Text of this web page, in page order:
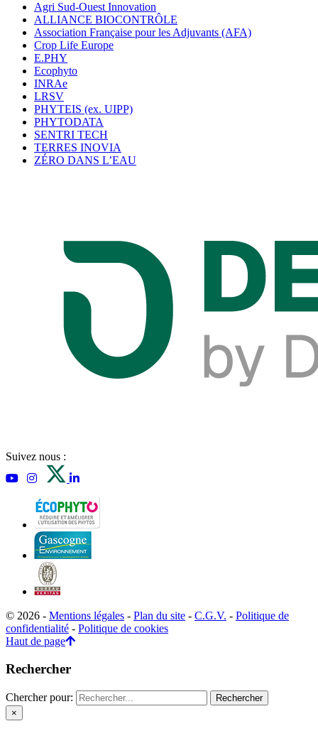
Agri Sud-Ouest Innovation
ALLIANCE BIOCONTRÔLE
Association Française pour les Adjuvants (AFA)
Crop Life Europe
E.PHY
Ecophyto
INRAe
LRSV
PHYTEIS (ex. UIPP)
PHYTODATA
SENTRI TECH
TERRES INOVIA
ZÉRO DANS L’EAU
Suivez nous :
© 2026 - Mentions légales - Plan du site - C.G.V. - Politique de
confidentialité - Politique de cookies
Haut de page
Rechercher
Chercher pour:
×